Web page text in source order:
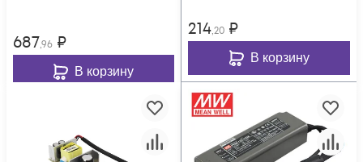
687,96 ₽
В корзину
214,20 ₽
В корзину